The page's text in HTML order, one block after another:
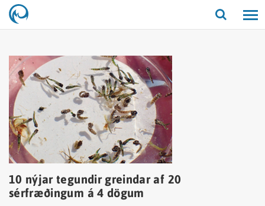
Opna/
10 nýjar tegundir greindar af 20
sérfræðingum á 4 dögum